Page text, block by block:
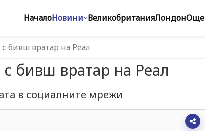
НачалоНовини ВеликобританияЛондонОще
бивш вратар на Реал
бивш вратар на Реал
в социалните мрежи